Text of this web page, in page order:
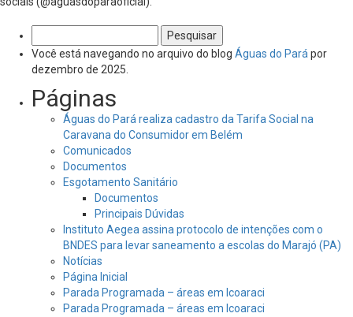
por:
Você está navegando no arquivo do blog Águas do Pará por
dezembro de 2025.
Páginas
Águas do Pará realiza cadastro da Tarifa Social na
Caravana do Consumidor em Belém
Comunicados
Documentos
Esgotamento Sanitário
Documentos
Principais Dúvidas
Instituto Aegea assina protocolo de intenções com o
BNDES para levar saneamento a escolas do Marajó (PA)
Notícias
Página Inicial
Parada Programada – áreas em Icoaraci
Parada Programada – áreas em Icoaraci